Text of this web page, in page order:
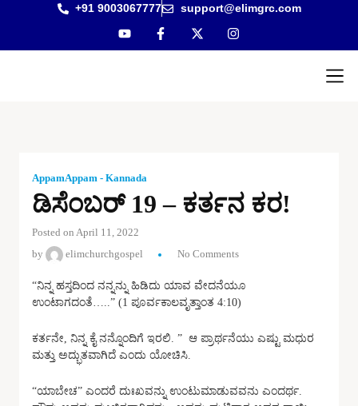
+91 9003067777 support@elimgrc.com
AppamAppam - Kannada
ಡಿಸೆಂಬರ್ 19 – ಕರ್ತನ ಕರ!
Posted on April 11, 2022
by
elimchurchgospel No Comments
“ನಿನ್ನ ಹಸ್ತದಿಂದ ನನ್ನನ್ನು ಹಿಡಿದು ಯಾವ ವೇದನೆಯೂ
ಉಂಟಾಗದಂತೆ…..” (1 ಪೂರ್ವಕಾಲವೃತ್ತಾಂತ 4:10)
ಕರ್ತನೇ, ನಿನ್ನ ಕೈ ನನ್ನೊಂದಿಗೆ ಇರಲಿ. ” ಆ ಪ್ರಾರ್ಥನೆಯು ಎಷ್ಟು ಮಧುರ
ಮತ್ತು ಅದ್ಭುತವಾಗಿದೆ ಎಂದು ಯೋಚಿಸಿ.
“ಯಾಬೇಚ” ಎಂದರೆ ದುಃಖವನ್ನು ಉಂಟುಮಾಡುವವನು ಎಂದರ್ಥ.